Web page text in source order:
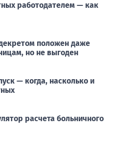
работодателем — как
положен даже
но не выгоден
— когда, насколько и
расчета больничного